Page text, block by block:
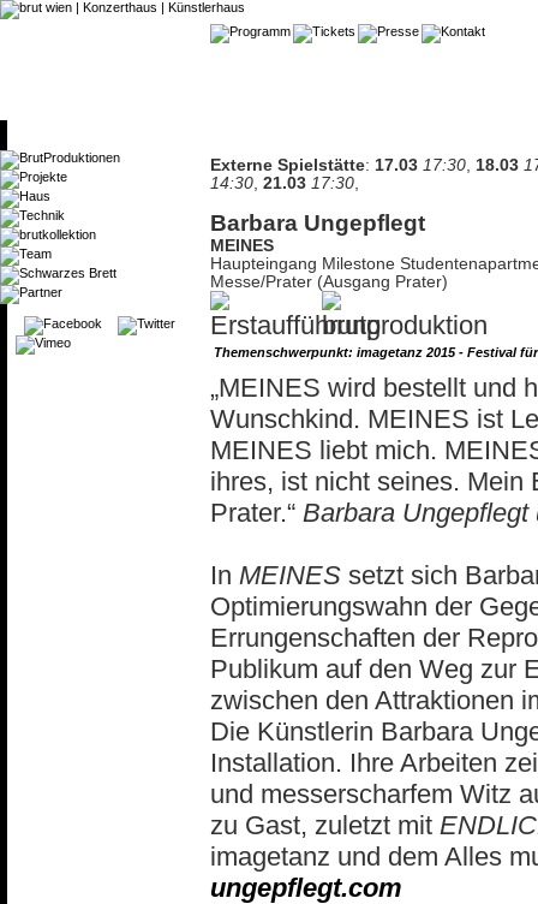
Externe Spielstätte: 17.03 17:30, 18.03
14:30, 21.03 17:30,
Barbara Ungepflegt
MEINES
Haupteingang Milestone
Messe/Prater (Ausgang Prater)
Themenschwerpunkt: imagetanz 2015 - Festival
„MEINES wird bestellt und
Wunschkind. MEINES ist
MEINES liebt mich.
ihres, ist nicht seines. Mein
Prater.“ Barbara Ungepflegt
In MEINES setzt sich
Optimierungswahn der
Errungenschaften der
Publikum auf den Weg zur
zwischen den Attraktionen
Die Künstlerin Barbara
Installation. Ihre Arbeiten
und messerscharfem Witz
zu Gast, zuletzt mit
imagetanz und dem Alles
ungepflegt.com